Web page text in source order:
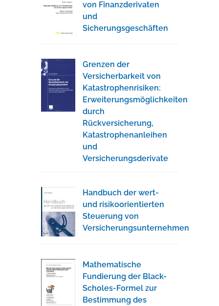
von Finanzderivaten
und
Sicherungsgeschäften
Grenzen der
Versicherbarkeit von
Katastrophenrisiken:
Erweiterungsmöglichkeiten
durch
Rückversicherung,
Katastrophenanleihen
und
Versicherungsderivate
Handbuch der wert-
und risikoorientierten
Steuerung von
Versicherungsunternehmen
Mathematische
Fundierung der Black-
Scholes-Formel zur
Bestimmung des